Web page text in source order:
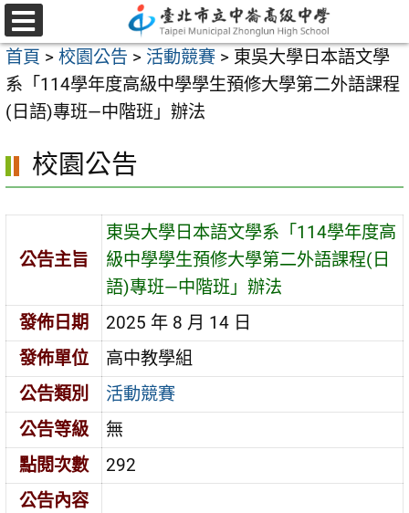
跳
至
主
要
內
區
選
單
首頁 > 校園公告 > 活動競賽 > 東吳大學日本語文學
系「114學年度高級中學學生預修大學第二外語課程
(日語)專班—中階班」辦法
校園公告
公告主旨
東吳大學日本語文學系「114學年度高
級中學學生預修大學第二外語課程(日
語)專班—中階班」辦法
發佈日期
2025 年 8 月 14 日
發佈單位
高中教學組
公告類別
活動競賽
公告等級
無
點閱次數
292
公告內容